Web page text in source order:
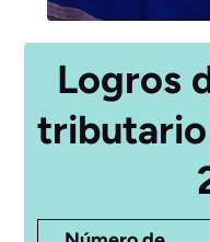
Logros